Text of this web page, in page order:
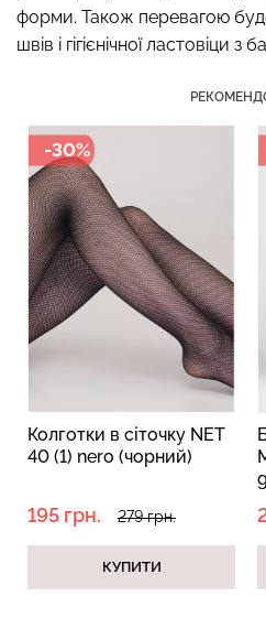
форми. Також перевагою
швів і гігієнічної ластовіци з
-30%
Колготки в сіточку NET
40 (1) nero (чорний)
195 грн. 279 грн.
КУПИТИ
Безшовні стрінги STRING
BRIEFS (чорний) Giulia
179 грн.299 грн.